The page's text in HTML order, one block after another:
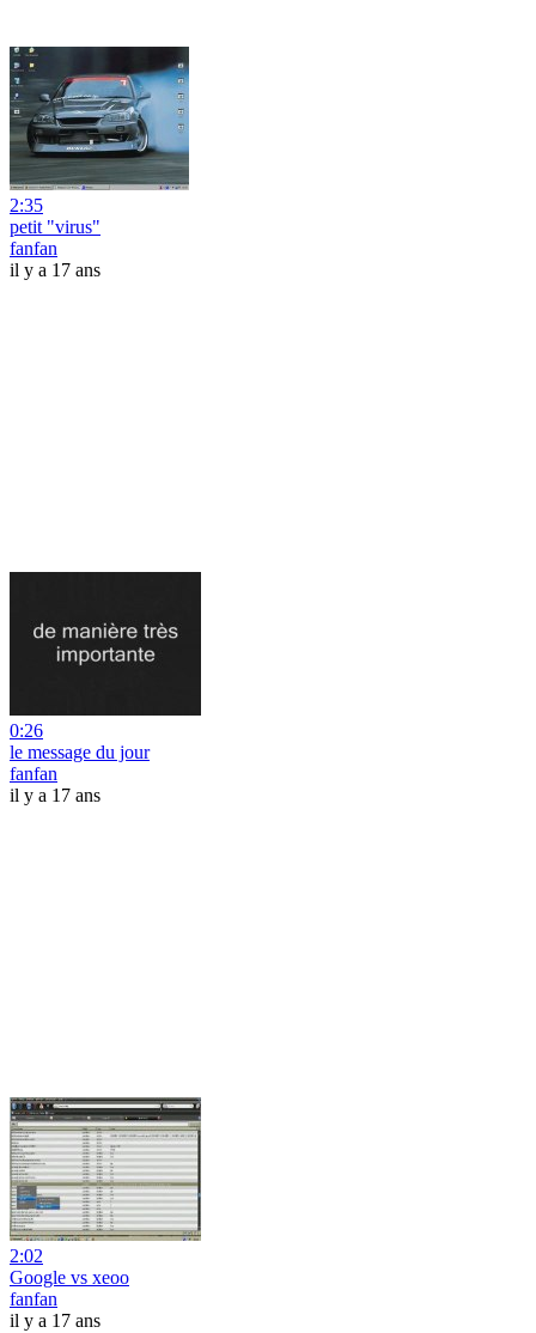
2:35
petit "virus"
fanfan
il y a 17 ans
0:26
le message du jour
fanfan
il y a 17 ans
2:02
Google vs xeoo
fanfan
il y a 17 ans